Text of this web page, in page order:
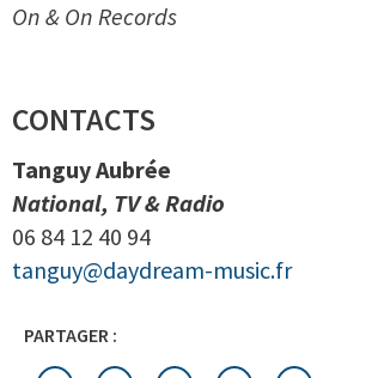
On & On Records
CONTACTS
Tanguy Aubrée
National, TV & Radio
06 84 12 40 94
tanguy@daydream-music.fr
PARTAGER :